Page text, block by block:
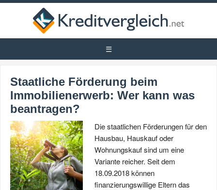
Staatliche Förderung beim
Immobilienerwerb: Wer kann was
beantragen?
Die staatlichen Förderungen für den
Hausbau, Hauskauf oder
Wohnungskauf sind um eine
Variante reicher. Seit dem
18.09.2018 können
finanzierungswillige Eltern das